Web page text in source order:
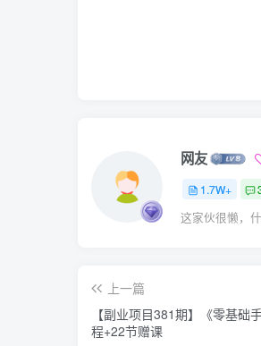
网友
1.7W+
这家伙很懒，
上一篇
【副业项目381期】《零基础
程+22节赠课